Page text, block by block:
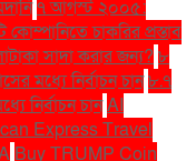
৭ আগস্ট ২০০৫:
চাকরির প্রস্তাব
সাদা করার জন্য? ৮
মধ্যে নির্বাচন চান৮.৭
নির্বাচন চানAI
Express Travel
Buy TRUMP Coin